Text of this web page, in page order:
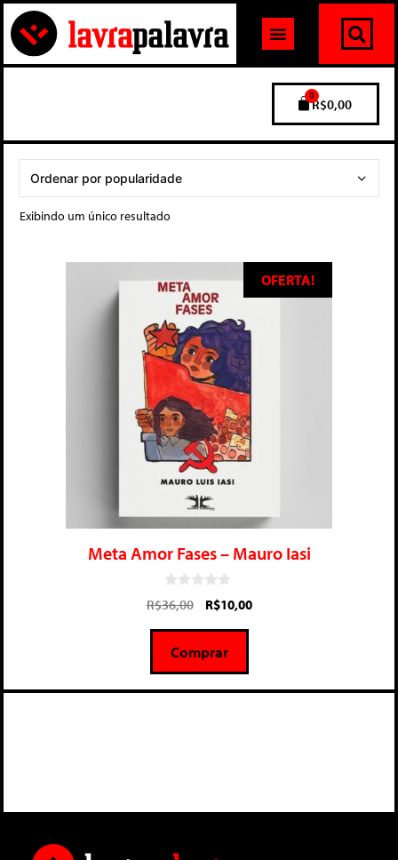
R$0,00
0
Exibindo um único resultado
OFERTA!
Meta Amor Fases – Mauro Iasi
0
d
5
R$36,00 R$10,00
Comprar